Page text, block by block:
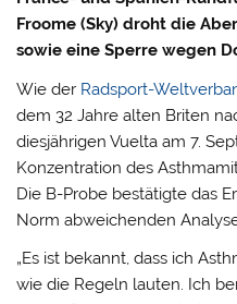
Froome (Sky) droht die
sowie eine Sperre wegen
Wie der Radsport-
dem 32 Jahre alten Briten
diesjährigen Vuelta am 7.
Konzentration des
Die B-Probe bestätigte das
Norm abweichenden
„Es ist bekannt, dass ich
wie die Regeln lauten. Ich